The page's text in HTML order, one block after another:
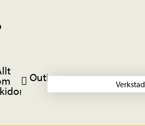
Outlet
Verkstad